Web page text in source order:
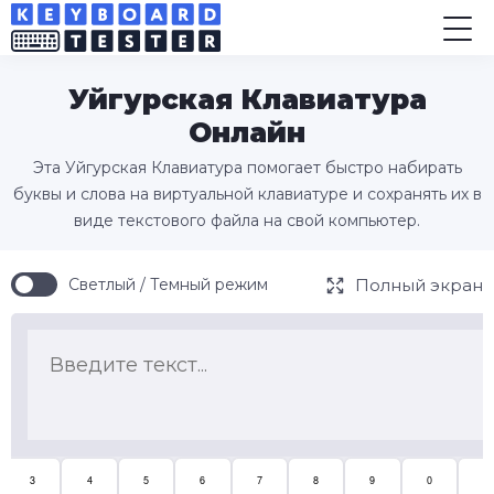
Уйгурская Клавиатура
Онлайн
Эта Уйгурская Клавиатура помогает быстро набирать
буквы и слова на виртуальной клавиатуре и сохранять их в
виде текстового файла на свой компьютер.
Светлый / Темный режим Полный экран
3 4 5 6 7 8 9 0